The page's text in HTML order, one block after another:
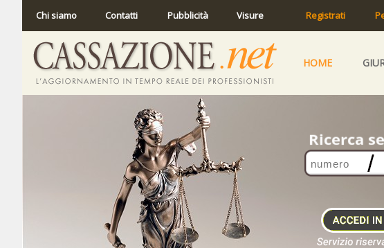
Chi siamo Contatti Pubblicità Visure Registrati
HOME